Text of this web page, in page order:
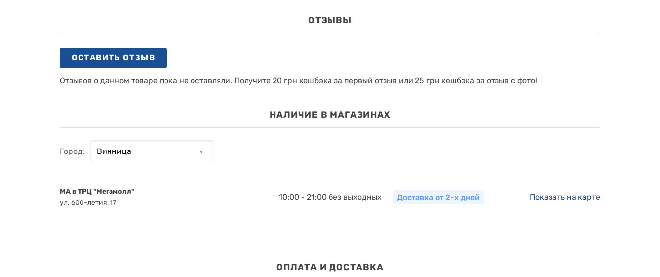
ОТЗЫВЫ
ОСТАВИТЬ ОТЗЫВ
Отзывов о данном товаре пока не оставляли. Получите 20 грн кешбэка за первый отзыв или 25 грн кешбэка за отзыв с фото!
НАЛИЧИЕ В МАГАЗИНАХ
Город:
MA в ТРЦ "Мегамолл"
ул. 600-летия, 17
10:00 - 21:00 без выходных Доставка от 2-х дней Показать на карте
ОПЛАТА И ДОСТАВКА